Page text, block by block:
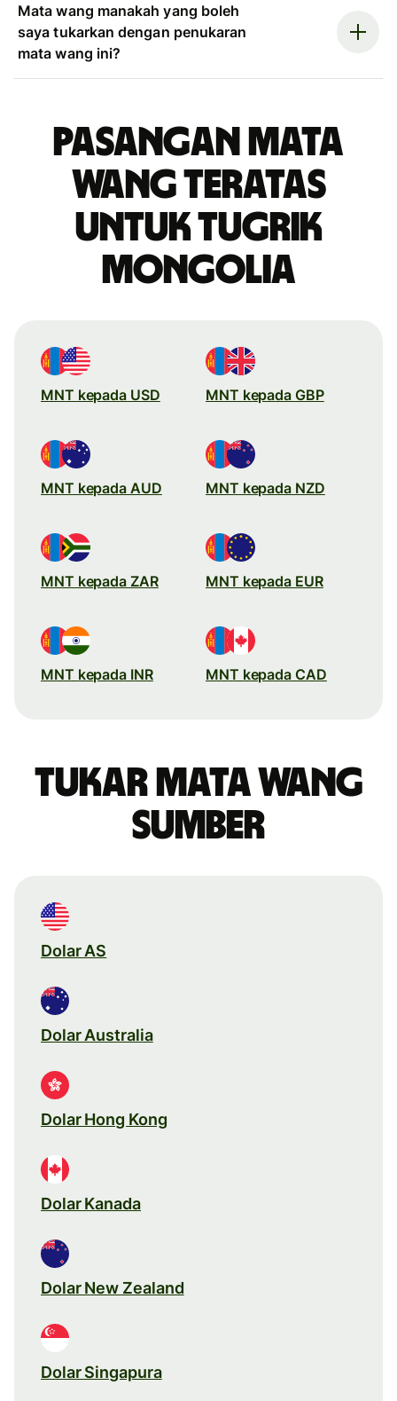
Mata wang manakah yang boleh
saya tukarkan dengan penukaran
mata wang ini?
Pasangan mata
wang teratas
untuk tugrik
Mongolia
MNT kepada USD MNT kepada GBP
MNT kepada AUD MNT kepada NZD
MNT kepada ZAR MNT kepada EUR
MNT kepada INR MNT kepada CAD
Tukar mata wang
sumber
Dolar AS
Dolar Australia
Dolar Hong Kong
Dolar Kanada
Dolar New Zealand
Dolar Singapura